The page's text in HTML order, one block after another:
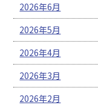
2026年6月
2026年5月
2026年4月
2026年3月
2026年2月